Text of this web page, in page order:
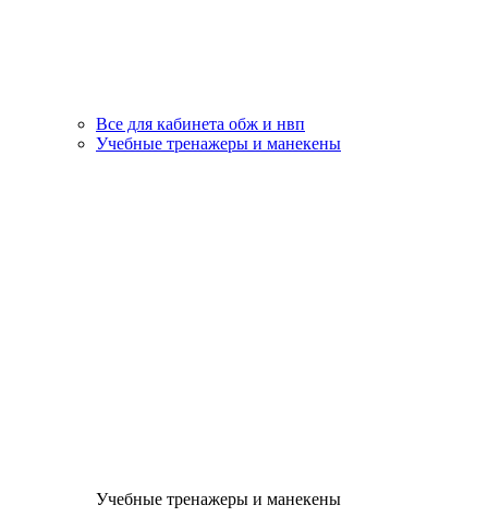
Все для кабинета обж и нвп
Учебные тренажеры и манекены
Учебные тренажеры и манекены